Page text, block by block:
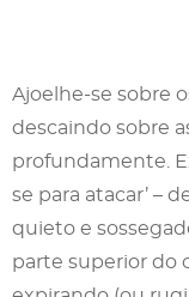
Ajoelhe-se sobre
descaindo sobre
profundamente.
se para atacar’ –
quieto e
parte superior do